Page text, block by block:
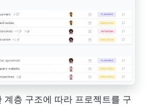
계층 구조에 따라 프로젝트를 구